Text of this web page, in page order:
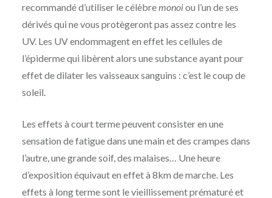
recommandé d’utiliser le célèbre monoiou l’un de ses
dérivés qui ne vous protègeront pas assez contre les
UV. Les UV endommagent en effet les cellules de
l’épiderme qui libèrent alors une substance ayant pour
effet de dilater les vaisseaux sanguins : c’est le coup de
soleil.
Les effets à court terme peuvent consister en une
sensation de fatigue dans une main et des crampes dans
l’autre, une grande soif, des malaises… Une heure
d’exposition équivaut en effet à 8km de marche. Les
effets à long terme sont le vieillissement prématuré et